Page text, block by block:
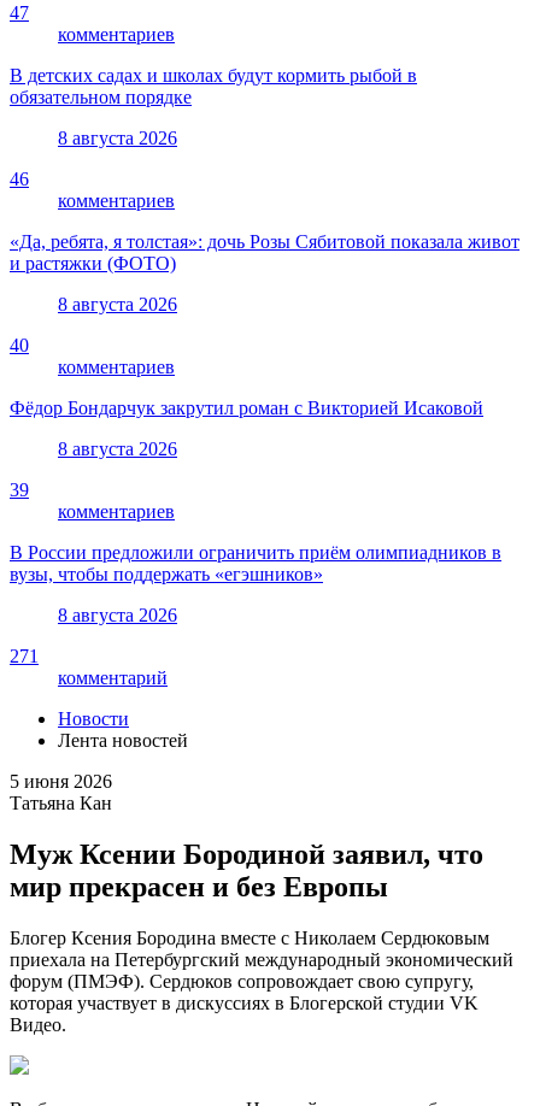
47
комментариев
В детских садах и школах будут кормить рыбой в
обязательном порядке
8 августа 2026
46
комментариев
«Да, ребята, я толстая»: дочь Розы Сябитовой показала живот
и растяжки (ФОТО)
8 августа 2026
40
комментариев
Фёдор Бондарчук закрутил роман с Викторией Исаковой
8 августа 2026
39
комментариев
В России предложили ограничить приём олимпиадников в
вузы, чтобы поддержать «егэшников»
8 августа 2026
271
комментарий
Новости
Лента новостей
5 июня 2026
Татьяна Кан
Муж Ксении Бородиной заявил, что
мир прекрасен и без Европы
Блогер Ксения Бородина вместе с Николаем Сердюковым
приехала на Петербургский международный экономический
форум (ПМЭФ). Сердюков сопровождает свою супругу,
которая участвует в дискуссиях в Блогерской студии VK
Видео.